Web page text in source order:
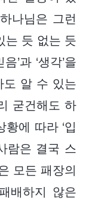
나님은 그런
는 듯 없는 듯
’과 ‘생각’을
도 알 수 있는
굳건해도 하
황에 따라 ‘입
람은 결국 스
모든 패장의
배하지 않은